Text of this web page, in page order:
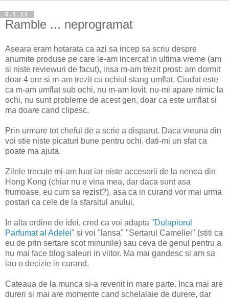
5.1.11
Ramble ... neprogramat
Aseara eram hotarata ca azi sa incep sa scriu despre
anumite produse pe care le-am incercat in ultima vreme (am
si niste reviewuri de facut), insa m-am trezit prost: am dormit
doar 4 ore si m-am trezit cu ochiul stang umflat. Ciudat este
ca m-am umflat sub ochi, nu m-am lovit, nu-mi apare nimic la
ochi, nu sunt probleme de acest gen, doar ca este umflat si
ma doare cand clipesc.
Prin urmare tot cheful de a scrie a disparut. Daca vreuna din
voi stie niste picaturi bune pentru ochi, dati-mi un sfat ca
poate ma ajuta.
Zilele trecute mi-am luat iar niste accesorii de la nenea din
Hong Kong (chiar nu e vina mea, dar daca sunt asa
frumoase, eu cum sa rezist?), asa ca in curand vor mai urma
postari ca cele de la sfarsitul anului.
In alta ordine de idei, cred ca voi adapta "Dulapiorul
Parfumat al Adelei" si voi "lansa" "Sertarul Cameliei" (stiti ca
eu de prin sertare scot minunile) sau ceva de genul pentru a
nu mai face blog saleuri in viitor. Ma mai gandesc si am sa
iau o decizie in curand.
Cateaua de la munca si-a revenit in mare parte. Inca mai are
dureri si mai are momente cand schelalaie de durere, dar